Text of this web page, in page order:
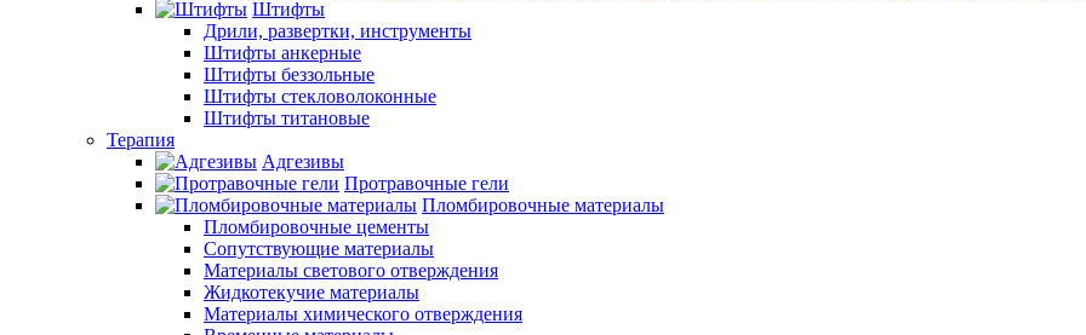
Штифты
Дрили, развертки, инструменты
Штифты анкерные
Штифты беззольные
Штифты стекловолоконные
Штифты титановые
Терапия
Адгезивы
Протравочные гели
Пломбировочные материалы
Пломбировочные цементы
Сопутствующие материалы
Материалы светового отверждения
Жидкотекучие материалы
Материалы химического отверждения